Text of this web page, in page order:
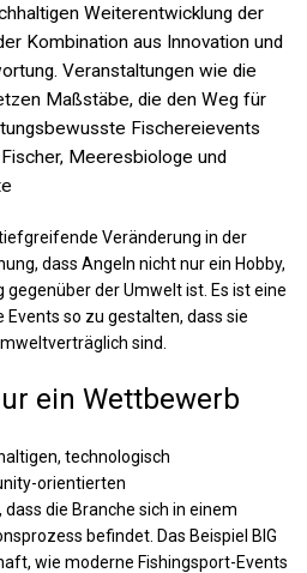
Weiterentwicklung der
Kombination aus Innovation und
Veranstaltungen wie die
Maßstäbe, die den Weg für
Fischereievents
Meeresbiologe und
Veränderung in der
dass Angeln nicht nur ein Hobby,
der Umwelt ist. Es ist eine
so zu gestalten, dass sie
sind.
ein Wettbewerb
technologisch
orientierten
die Branche sich in einem
befindet. Das Beispiel BIG
wie moderne Fishingsport-Events